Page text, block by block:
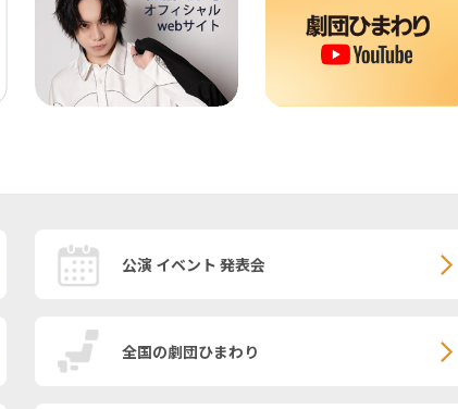
公演 イベント 発表会
全国の劇団ひまわり